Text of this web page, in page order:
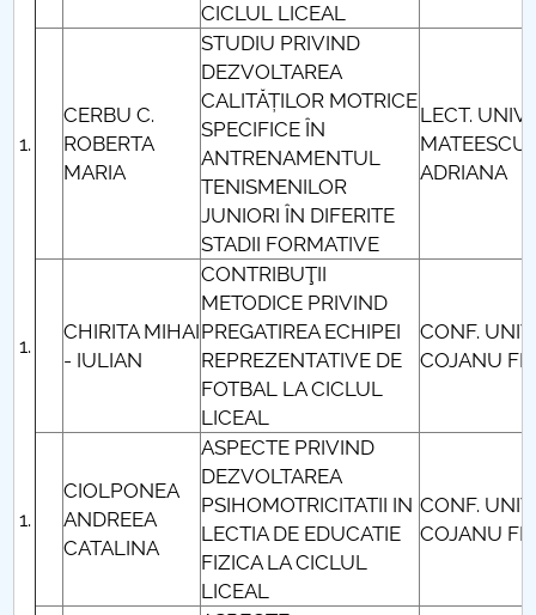
CICLUL LICEAL
CERBU C.
ROBERTA
MARIA
STUDIU PRIVIND
DEZVOLTAREA
CALITĂȚILOR MOTRICE
SPECIFICE ÎN
ANTRENAMENTUL
TENISMENILOR
JUNIORI ÎN DIFERITE
STADII FORMATIVE
LECT. UNIV.
MATEESCU
ADRIANA
CHIRITA MIHAI
- IULIAN
CONTRIBUŢII
METODICE PRIVIND
PREGATIREA ECHIPEI
REPREZENTATIVE DE
FOTBAL LA CICLUL
LICEAL
CONF.
COJANU
CIOLPONEA
ANDREEA
CATALINA
ASPECTE PRIVIND
DEZVOLTAREA
PSIHOMOTRICITATII IN
LECTIA DE EDUCATIE
FIZICA LA CICLUL
LICEAL
CONF.
COJANU